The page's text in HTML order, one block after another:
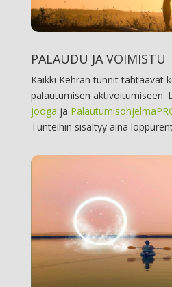
PALAUDU JA VOIMISTU
Kaikki Kehrän tunnit tähtäävät
palautumisen aktivoitumiseen.
jooga ja
Tunteihin sisältyy aina